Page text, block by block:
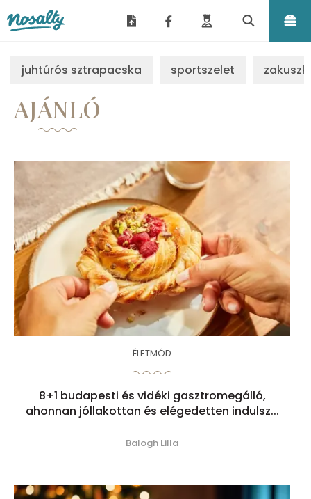
juhtúrós sztrapacska sportszelet
AJÁNLÓ
ÉLETMÓD
8+1 budapesti és vidéki gasztromegálló,
ahonnan jóllakottan és elégedetten indulsz...
Balogh Lilla